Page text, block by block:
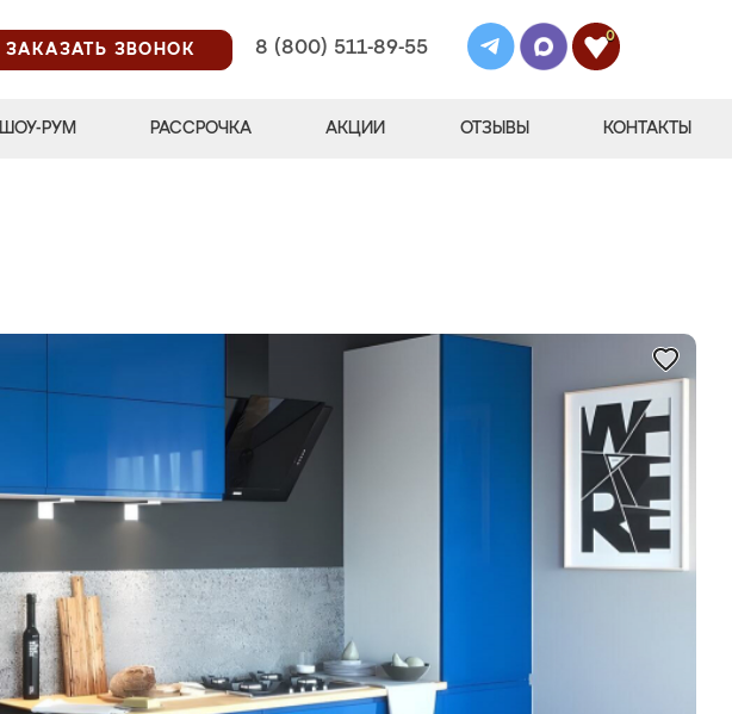
ЗАКАЗАТЬ ЗВОНОК
8 (800) 511-89-55
0
ШОУ-РУМ РАССРОЧКА АКЦИИ ОТЗЫВЫ КОНТАКТЫ